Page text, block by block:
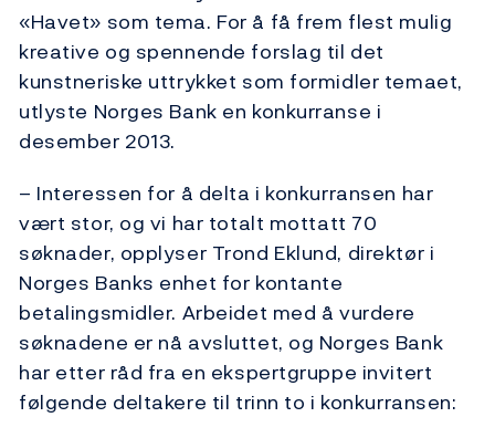
«Havet» som tema. For å få frem flest mulig
kreative og spennende forslag til det
kunstneriske uttrykket som formidler temaet,
utlyste Norges Bank en konkurranse i
desember 2013.
– Interessen for å delta i konkurransen har
vært stor, og vi har totalt mottatt 70
søknader, opplyser Trond Eklund, direktør i
Norges Banks enhet for kontante
betalingsmidler. Arbeidet med å vurdere
søknadene er nå avsluttet, og Norges Bank
har etter råd fra en ekspertgruppe invitert
følgende deltakere til trinn to i konkurransen: